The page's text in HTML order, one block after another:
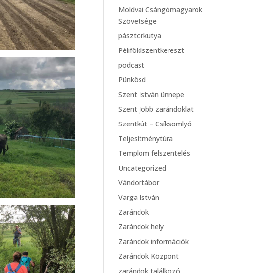
Moldvai Csángómagyarok
Szövetsége
pásztorkutya
Péliföldszentkereszt
podcast
Pünkösd
Szent István ünnepe
Szent Jobb zarándoklat
Szentkút – Csíksomlyó
Teljesítménytúra
Templom felszentelés
Uncategorized
Vándortábor
Varga István
Zarándok
Zarándok hely
Zarándok információk
Zarándok Központ
zarándok találkozó